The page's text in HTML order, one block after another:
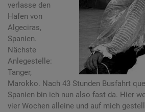
verlasse den
Hafen von
Algeciras,
Spanien.
Nächste
Anlegestelle:
Tanger,
Marokko. Nach 43 Stunden Busfahrt
Spanien bin ich nun also fast da. Hier
vier Wochen alleine und auf mich